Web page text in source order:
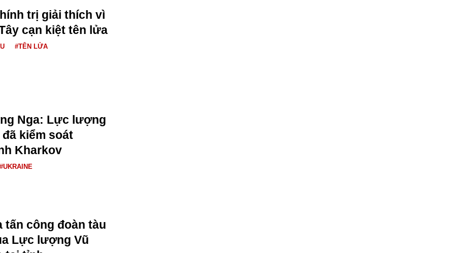
trị giải thích vì
cạn kiệt tên lửa
#TÊN LỬA
Nga: Lực lượng
kiểm soát
Kharkov
#UKRAINE
tấn công đoàn tàu
Lực lượng Vũ